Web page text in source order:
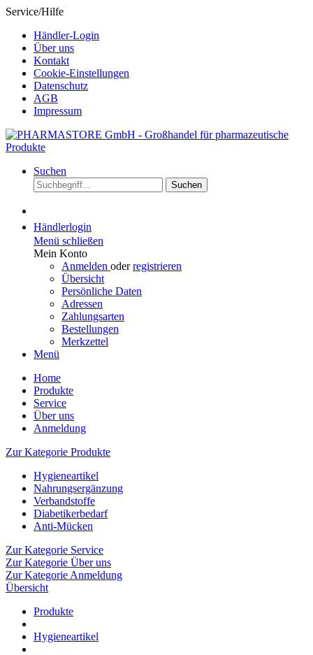
Service/Hilfe
Händler-Login
Über uns
Kontakt
Cookie-Einstellungen
Datenschutz
AGB
Impressum
Suchen
Suchen
Händlerlogin
Menü schließen
Mein Konto
Anmelden oderregistrieren
Übersicht
Persönliche Daten
Adressen
Zahlungsarten
Bestellungen
Merkzettel
Menü
Home
Produkte
Service
Über uns
Anmeldung
Zur Kategorie Produkte
Hygieneartikel
Nahrungsergänzung
Verbandstoffe
Diabetikerbedarf
Anti-Mücken
Zur Kategorie Service
Zur Kategorie Über uns
Zur Kategorie Anmeldung
Übersicht
Produkte
Hygieneartikel